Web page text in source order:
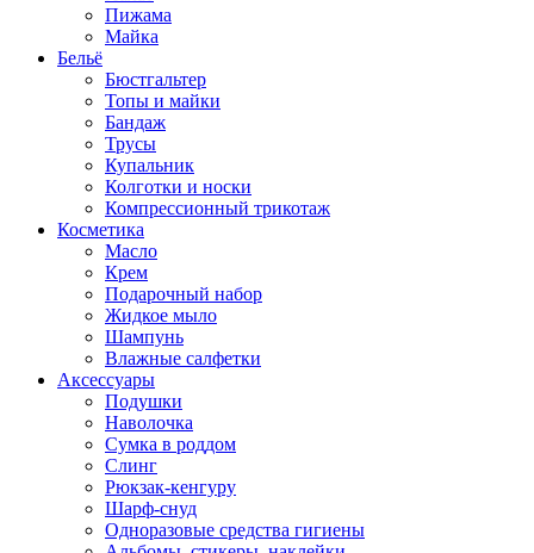
Пижама
Майка
Бельё
Бюстгальтер
Топы и майки
Бандаж
Трусы
Купальник
Колготки и носки
Компрессионный трикотаж
Косметика
Масло
Крем
Подарочный набор
Жидкое мыло
Шампунь
Влажные салфетки
Аксессуары
Подушки
Наволочка
Сумка в роддом
Cлинг
Рюкзак-кенгуру
Шарф-снуд
Одноразовые средства гигиены